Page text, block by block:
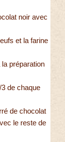
noir avec
et la farine
préparation
de chaque
de chocolat
le reste de